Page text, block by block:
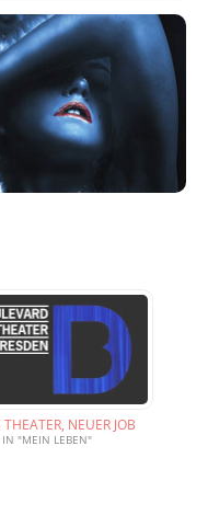
THEATER, NEUER JOB
IN "MEIN LEBEN"